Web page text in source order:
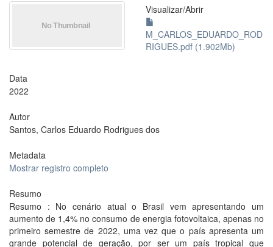
Visualizar/Abrir
M_CARLOS_EDUARDO_ROD
RIGUES.pdf (1.902Mb)
Data
2022
Autor
Santos, Carlos Eduardo Rodrigues dos
Metadata
Mostrar registro completo
Resumo
Resumo : No cenário atual o Brasil vem apresentando um
aumento de 1,4% no consumo de energia fotovoltaica, apenas no
primeiro semestre de 2022, uma vez que o país apresenta um
grande potencial de geração, por ser um país tropical que